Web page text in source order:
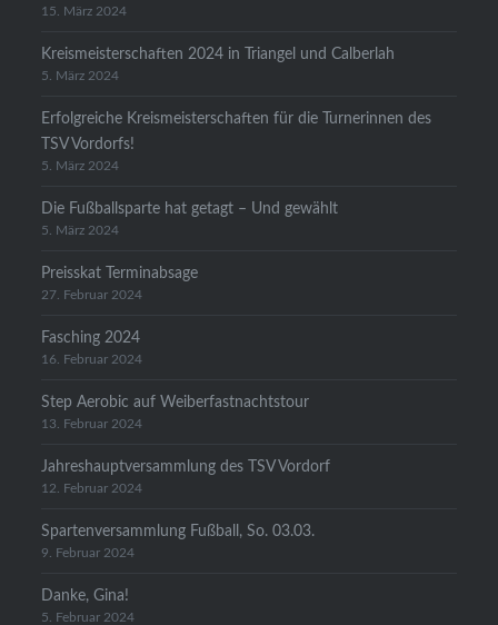
15. März 2024
Kreismeisterschaften 2024 in Triangel und Calberlah
5. März 2024
Erfolgreiche Kreismeisterschaften für die Turnerinnen des
TSV Vordorfs!
5. März 2024
Die Fußballsparte hat getagt – Und gewählt
5. März 2024
Preisskat Terminabsage
27. Februar 2024
Fasching 2024
16. Februar 2024
Step Aerobic auf Weiberfastnachtstour
13. Februar 2024
Jahreshauptversammlung des TSV Vordorf
12. Februar 2024
Spartenversammlung Fußball, So. 03.03.
9. Februar 2024
Danke, Gina!
5. Februar 2024